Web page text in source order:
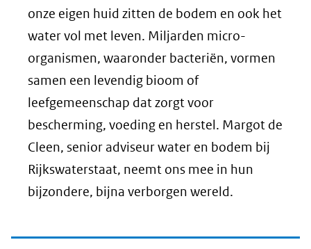
onze eigen huid zitten de bodem en ook het
water vol met leven. Miljarden micro-
organismen, waaronder bacteriën, vormen
samen een levendig bioom of
leefgemeenschap dat zorgt voor
bescherming, voeding en herstel. Margot de
Cleen, senior adviseur water en bodem bij
Rijkswaterstaat, neemt ons mee in hun
bijzondere, bijna verborgen wereld.